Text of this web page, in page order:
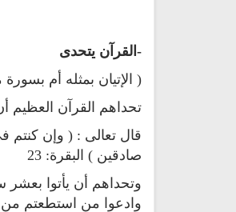
-القرآن يتحدى
( الإتيان بمثله أم
تحداهم القرآن العظيم
قال تعالى : ( وإن كنتم
صادقين ) البقرة: 23
وتحداهم أن يأتوا
وادعوا من استطعتم من